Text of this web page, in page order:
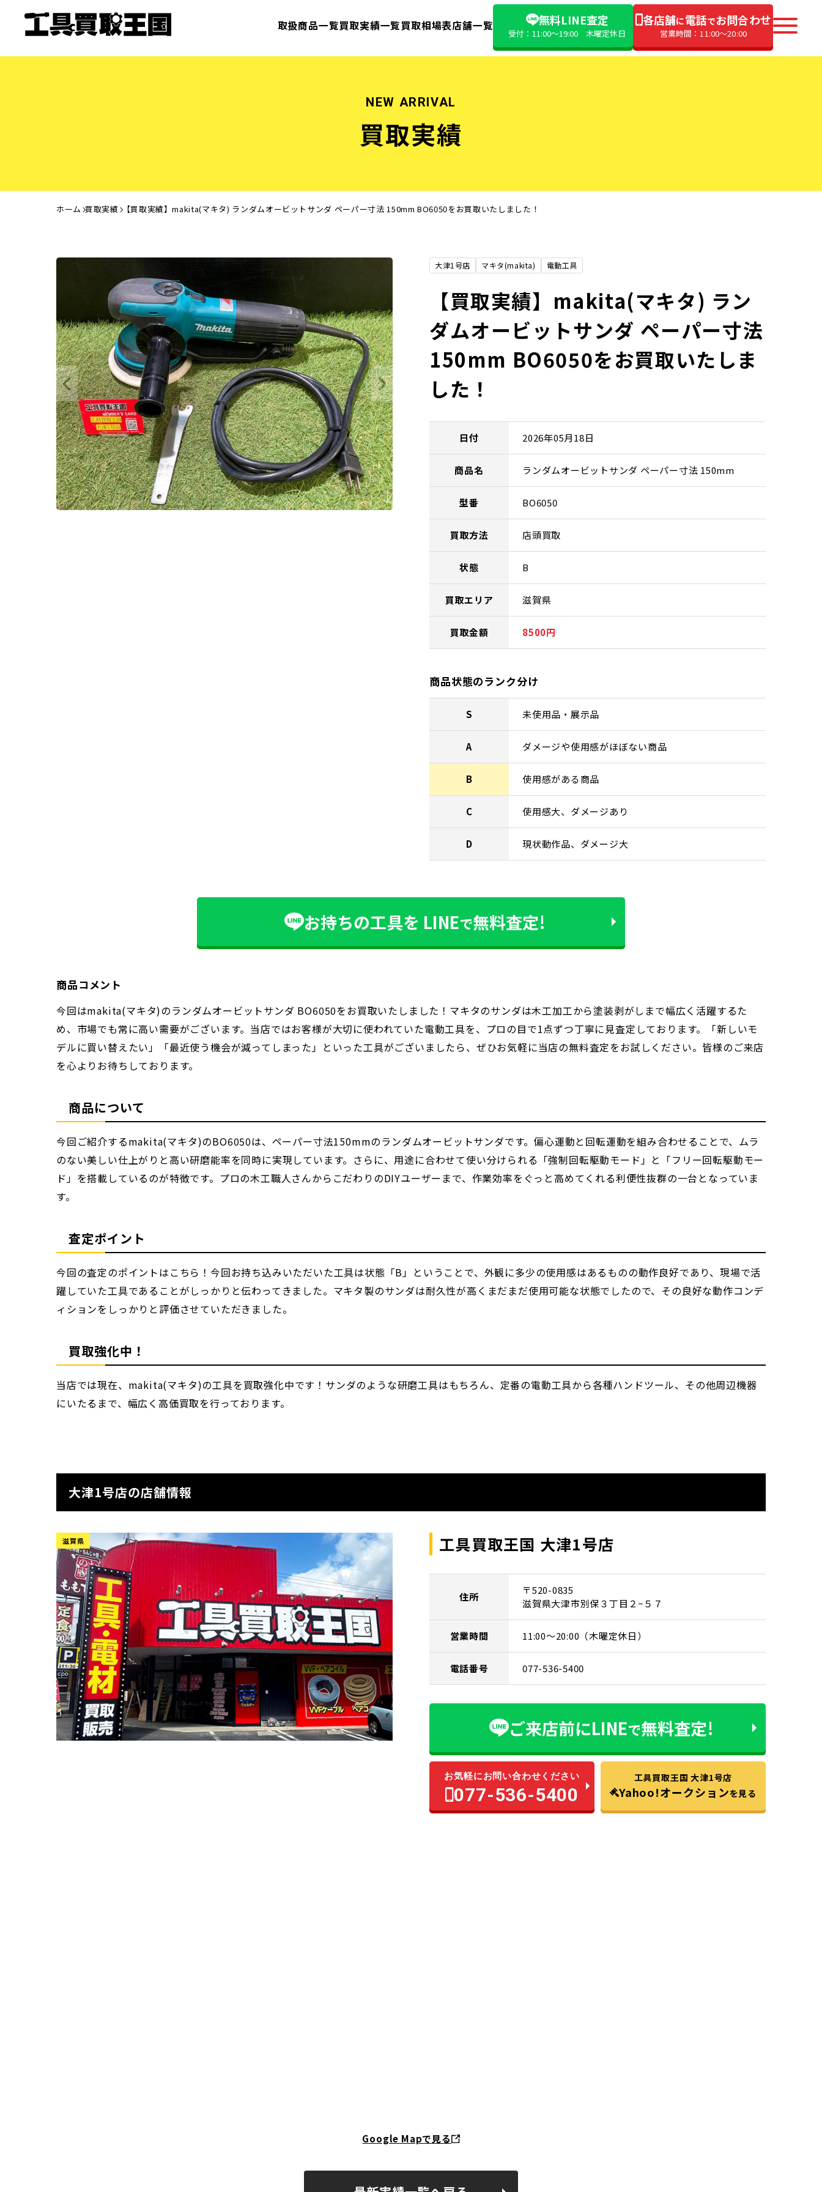
取扱商品一覧買取実績一覧買取相場表店舗一覧 無料LINE査定
受付：11:00〜19:00 木曜定休日
各店舗に電話でお問合わせ
営業時間：11:00〜20:00
NEW ARRIVAL
買取実績
ホーム 買取実績 【買取実績】makita(マキタ) ランダムオービットサンダ ペーパー寸法 150mm BO6050をお買取いたしました！
大津1号店 マキタ(makita) 電動工具
【買取実績】makita(マキタ) ラン
ダムオービットサンダ ペーパー寸法
150mm BO6050をお買取いたしま
した！
日付 2026年05月18日
商品名 ランダムオービットサンダ ペーパー寸法 150mm
型番 BO6050
買取方法 店頭買取
状態 B
買取エリア 滋賀県
買取金額 8500円
商品状態のランク分け
S 未使用品・展示品
A ダメージや使用感がほぼない商品
B 使用感がある商品
C 使用感大、ダメージあり
D 現状動作品、ダメージ大
お持ちの工具を LINEで無料査定!
商品コメント
今回はmakita(マキタ)のランダムオービットサンダ BO6050をお買取いたしました！マキタのサンダは木工加工から塗装剥がしまで幅広く活躍するた
め、市場でも常に高い需要がございます。当店ではお客様が大切に使われていた電動工具を、プロの目で1点ずつ丁寧に見査定しております。「新しいモ
デルに買い替えたい」「最近使う機会が減ってしまった」といった工具がございましたら、ぜひお気軽に当店の無料査定をお試しください。皆様のご来店
を心よりお待ちしております。
商品について
今回ご紹介するmakita(マキタ)のBO6050は、ペーパー寸法150mmのランダムオービットサンダです。偏心運動と回転運動を組み合わせることで、ムラ
のない美しい仕上がりと高い研磨能率を同時に実現しています。さらに、用途に合わせて使い分けられる「強制回転駆動モード」と「フリー回転駆動モー
ド」を搭載しているのが特徴です。プロの木工職人さんからこだわりのDIYユーザーまで、作業効率をぐっと高めてくれる利便性抜群の一台となっていま
す。
査定ポイント
今回の査定のポイントはこちら！今回お持ち込みいただいた工具は状態「B」ということで、外観に多少の使用感はあるものの動作良好であり、現場で活
躍していた工具であることがしっかりと伝わってきました。マキタ製のサンダは耐久性が高くまだまだ使用可能な状態でしたので、その良好な動作コンデ
ィションをしっかりと評価させていただきました。
買取強化中！
当店では現在、makita(マキタ)の工具を買取強化中です！サンダのような研磨工具はもちろん、定番の電動工具から各種ハンドツール、その他周辺機器
にいたるまで、幅広く高価買取を行っております。
大津1号店の店舗情報
滋賀県 工具買取王国 大津1号店
住所
〒520-0835
滋賀県大津市別保３丁目２−５７
営業時間 11:00～20:00（木曜定休日）
電話番号 077-536-5400
ご来店前にLINEで無料査定!
お気軽にお問い合わせください
077-536-5400
工具買取王国 大津1号店
Yahoo!オークションを見る
Google Mapで見る